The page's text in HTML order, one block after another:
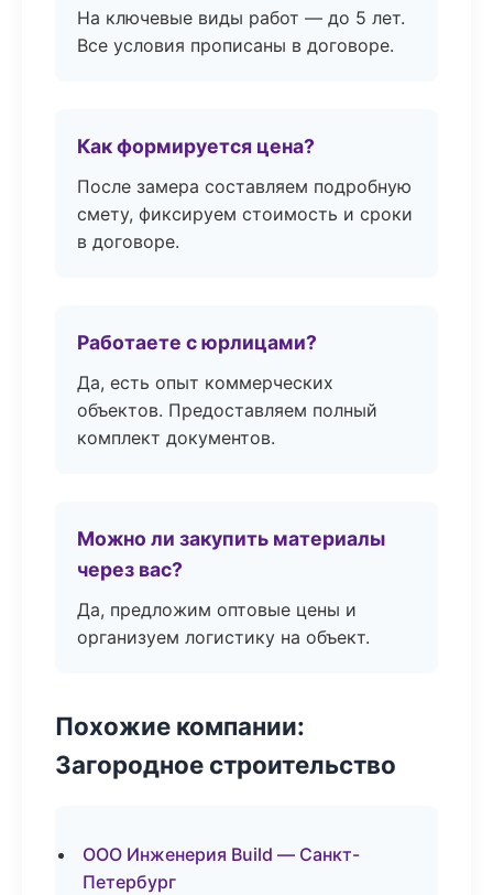
На ключевые виды работ — до 5 лет.
Все условия прописаны в договоре.
Как формируется цена?
После замера составляем подробную
смету, фиксируем стоимость и сроки
в договоре.
Работаете с юрлицами?
Да, есть опыт коммерческих
объектов. Предоставляем полный
комплект документов.
Можно ли закупить материалы
через вас?
Да, предложим оптовые цены и
организуем логистику на объект.
Похожие компании:
Загородное строительство
ООО Инженерия Build — Санкт-
Петербург